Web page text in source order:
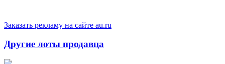
Заказать рекламу на сайте au.ru
Другие лоты продавца